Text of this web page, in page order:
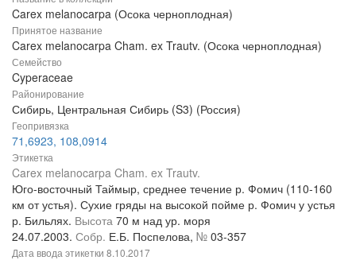
Carex melanocarpa (Осока черноплодная)
Принятое название
Carex melanocarpa Cham. ex Trautv. (Осока черноплодная)
Семейство
Cyperaceae
Районирование
Сибирь, Центральная Сибирь (S3) (Россия)
Геопривязка
71,6923, 108,0914
Этикетка
Carex melanocarpa Cham. ex Trautv.
Юго-восточный Таймыр, среднее течение р. Фомич (110-160
км от устья). Сухие гряды на высокой пойме р. Фомич у устья
р. Бильлях. Высота 70 м над ур. моря
24.07.2003. Собр. Е.Б. Поспелова, № 03-357
Дата ввода этикетки 8.10.2017